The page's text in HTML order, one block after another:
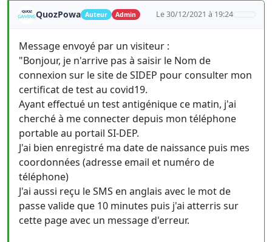
QuozPowa Auteur Admin Le 30/12/2021 à 19:24
Message envoyé par un visiteur :
"Bonjour, je n'arrive pas à saisir le Nom de
connexion sur le site de SIDEP pour consulter mon
certificat de test au covid19.
Ayant effectué un test antigénique ce matin, j'ai
cherché à me connecter depuis mon téléphone
portable au portail SI-DEP.
J'ai bien enregistré ma date de naissance puis mes
coordonnées (adresse email et numéro de
téléphone)
J'ai aussi reçu le SMS en anglais avec le mot de
passe valide que 10 minutes puis j'ai atterris sur
cette page avec un message d'erreur.